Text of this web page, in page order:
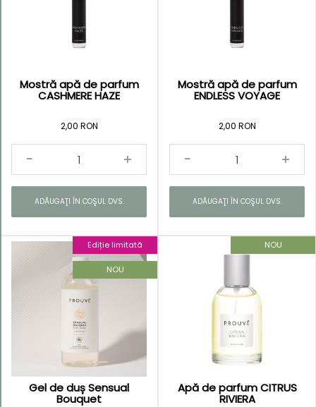
Mostră apă de parfum
CASHMERE HAZE
2,00 RON
ADĂUGAŢI ÎN COŞUL DVS.
Mostră apă de parfum
ENDLESS VOYAGE
2,00 RON
ADĂUGAŢI ÎN COŞUL DVS.
Ediție limitată
NOU
Gel de duș Sensual
Bouquet
NOU
Apă de parfum CITRUS
RIVIERA